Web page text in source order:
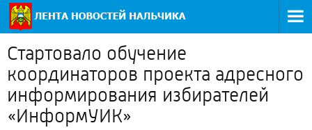
Стартовало обучение
координаторов проекта адресного
информирования избирателей
«ИнформУИК»